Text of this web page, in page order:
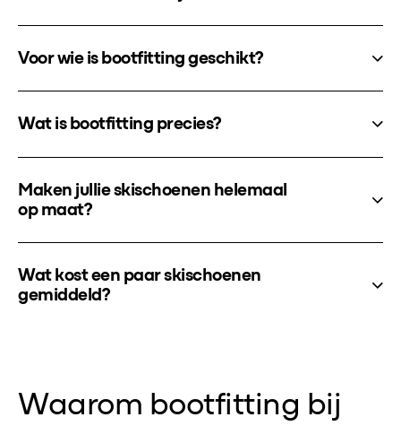
Voor wie is bootfitting geschikt?
Wat is bootfitting precies?
Maken jullie skischoenen helemaal
op maat?
Wat kost een paar skischoenen
gemiddeld?
Waarom bootfitting bij